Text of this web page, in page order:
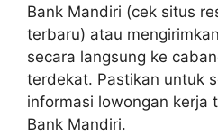
Bank Mandiri (cek situs
terbaru) atau
secara langsung ke
terdekat. Pastikan untuk
informasi lowongan kerja
Bank Mandiri.